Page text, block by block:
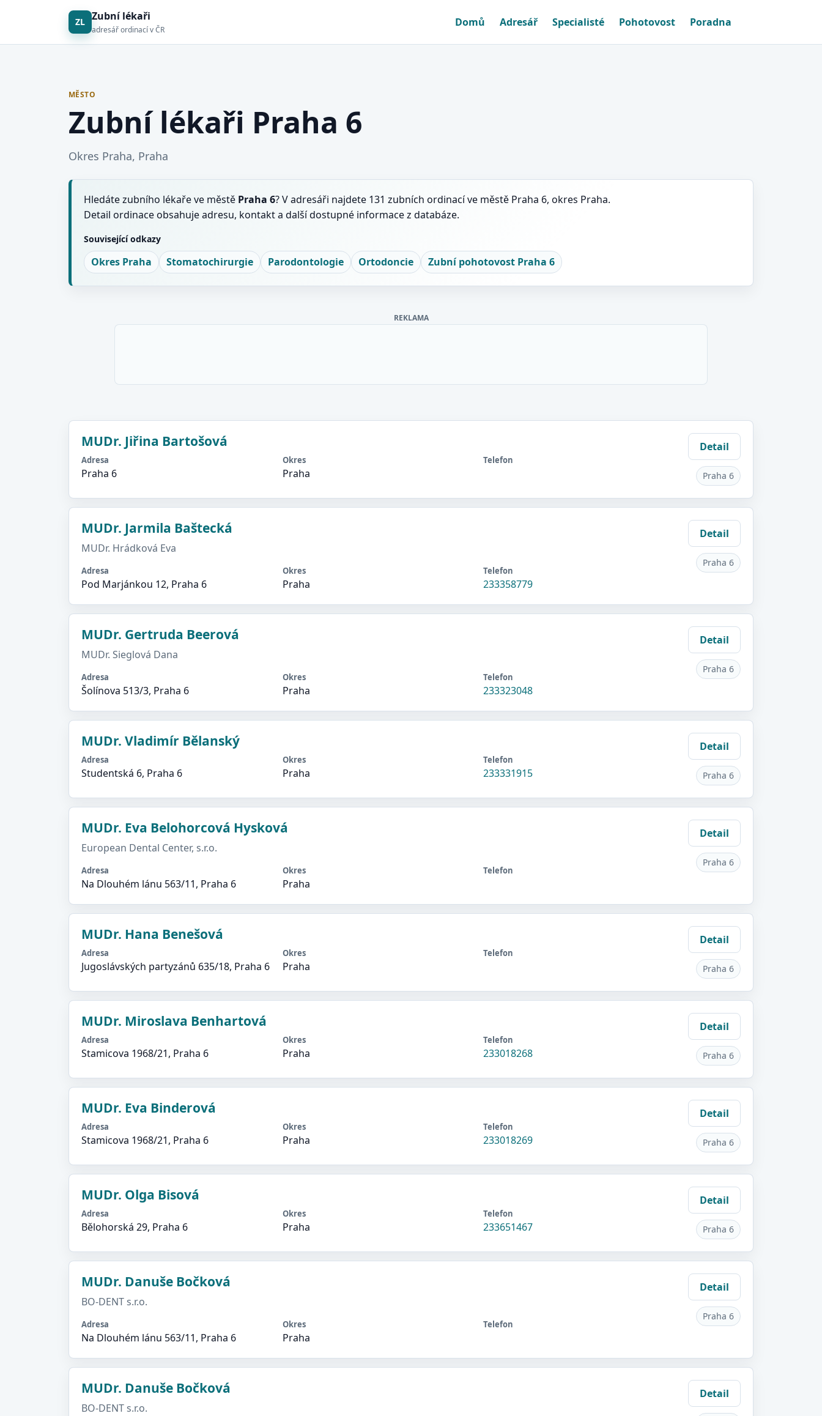
ZL Zubní lékaři
adresář ordinací v ČR
Domů Adresář Specialisté Pohotovost Poradna
MĚSTO
Zubní lékaři Praha 6
Okres Praha, Praha
Hledáte zubního lékaře ve městě Praha 6? V adresáři najdete 131 zubních ordinací ve městě Praha 6, okres Praha.
Detail ordinace obsahuje adresu, kontakt a další dostupné informace z databáze.
Související odkazy
Okres Praha Stomatochirurgie Parodontologie Ortodoncie Zubní pohotovost Praha 6
REKLAMA
MUDr. Jiřina Bartošová
Adresa
Praha 6
Okres
Praha
Telefon
Detail
Praha 6
MUDr. Jarmila Baštecká
MUDr. Hrádková Eva
Adresa
Pod Marjánkou 12, Praha 6
Okres
Praha
Telefon
233358779
Detail
Praha 6
MUDr. Gertruda Beerová
MUDr. Sieglová Dana
Adresa
Šolínova 513/3, Praha 6
Okres
Praha
Telefon
233323048
Detail
Praha 6
MUDr. Vladimír Bělanský
Adresa
Studentská 6, Praha 6
Okres
Praha
Telefon
233331915
Detail
Praha 6
MUDr. Eva Belohorcová Hysková
European Dental Center, s.r.o.
Adresa
Na Dlouhém lánu 563/11, Praha 6
Okres
Praha
Telefon
Detail
Praha 6
MUDr. Hana Benešová
Adresa
Jugoslávských partyzánů 635/18, Praha 6
Okres
Praha
Telefon
Detail
Praha 6
MUDr. Miroslava Benhartová
Adresa
Stamicova 1968/21, Praha 6
Okres
Praha
Telefon
233018268
Detail
Praha 6
MUDr. Eva Binderová
Adresa
Stamicova 1968/21, Praha 6
Okres
Praha
Telefon
233018269
Detail
Praha 6
MUDr. Olga Bisová
Adresa
Bělohorská 29, Praha 6
Okres
Praha
Telefon
233651467
Detail
Praha 6
MUDr. Danuše Bočková
BO-DENT s.r.o.
Adresa
Na Dlouhém lánu 563/11, Praha 6
Okres
Praha
Telefon
Detail
Praha 6
MUDr. Danuše Bočková
BO-DENT s.r.o.
Detail